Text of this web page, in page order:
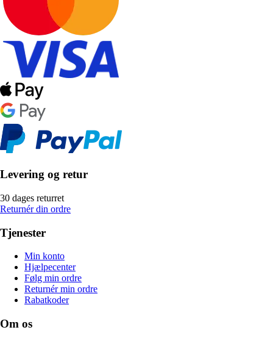
Levering og retur
30 dages returret
Returnér din ordre
Tjenester
Min konto
Hjælpecenter
Følg min ordre
Returnér min ordre
Rabatkoder
Om os